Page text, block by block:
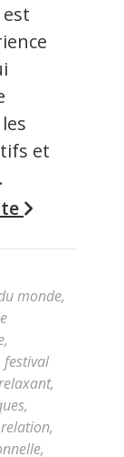
et
monde,
,
festival
,
,
relation,
,